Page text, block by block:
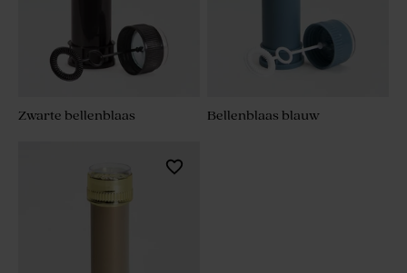
Zwarte bellenblaas Bellenblaas blauw